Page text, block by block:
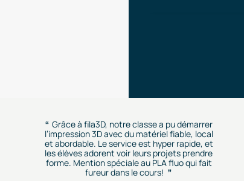
Grâce à fila3D, notre classe a pu démarrer
l’impression 3D avec du matériel fiable, local
et abordable. Le service est hyper rapide, et
les élèves adorent voir leurs projets prendre
forme. Mention spéciale au PLA fluo qui fait
fureur dans le cours!